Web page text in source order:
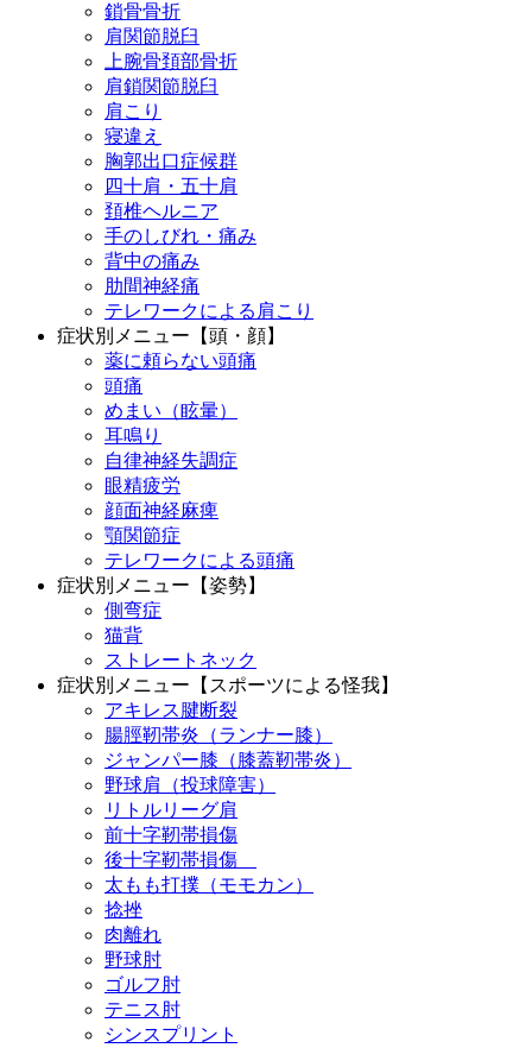
鎖骨骨折
肩関節脱臼
上腕骨頚部骨折
肩鎖関節脱臼
肩こり
寝違え
胸郭出口症候群
四十肩・五十肩
頚椎ヘルニア
手のしびれ・痛み
背中の痛み
肋間神経痛
テレワークによる肩こり
症状別メニュー【頭・顔】
薬に頼らない頭痛
頭痛
めまい（眩暈）
耳鳴り
自律神経失調症
眼精疲労
顔面神経麻痺
顎関節症
テレワークによる頭痛
症状別メニュー【姿勢】
側弯症
猫背
ストレートネック
症状別メニュー【スポーツによる怪我】
アキレス腱断裂
腸脛靭帯炎（ランナー膝）
ジャンパー膝（膝蓋靭帯炎）
野球肩（投球障害）
リトルリーグ肩
前十字靭帯損傷
後十字靭帯損傷
太もも打撲（モモカン）
捻挫
肉離れ
野球肘
ゴルフ肘
テニス肘
シンスプリント